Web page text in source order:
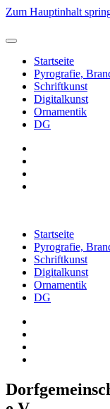
Zum Hauptinhalt
Startseite
Pyrografie,
Schriftkunst
Digitalkunst
Ornamentik
DG
Startseite
Pyrografie,
Schriftkunst
Digitalkunst
Ornamentik
DG